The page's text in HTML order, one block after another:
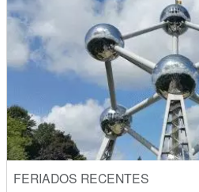
FERIADOS RECENTES